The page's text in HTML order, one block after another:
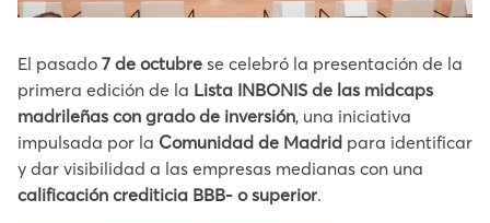
El pasado 7 de octubre se celebró la presentación de la
primera edición de la Lista INBONIS de las midcaps
madrileñas con grado de inversión, una iniciativa
impulsada por la Comunidad de Madrid para identificar
y dar visibilidad a las empresas medianas con una
calificación crediticia BBB- o superior.